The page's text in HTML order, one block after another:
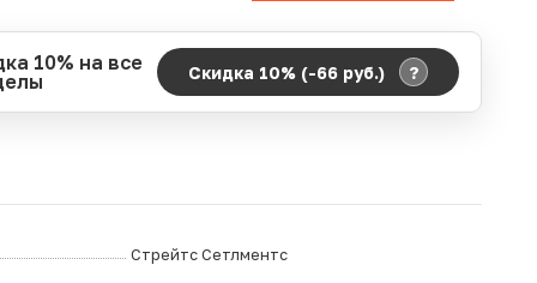
10% на все
Скидка 10% (-66 руб.) ?
Стрейтс Сетлментс